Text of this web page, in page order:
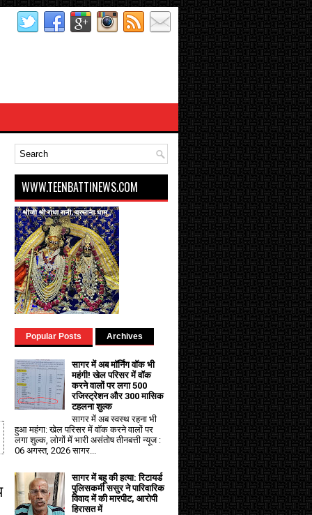
WWW.TEENBATTINEWS.COM
Popular Posts Archives
सागर में अब मॉर्निंग वॉक भी
महंगी! खेल परिसर में वॉक
करने वालों पर लगा ₹500
रजिस्ट्रेशन और ₹300 मासिक
टहलना शुल्क
सागर में अब स्वस्थ रहना भी
हुआ महंगा: खेल परिसर में वॉक करने वालों पर
लगा शुल्क, लोगों में भारी असंतोष तीनबत्ती न्यूज :
06 अगस्त, 2026 सागर...
सागर में बहू की हत्या: रिटायर्ड
पुलिसकर्मी ससुर ने पारिवारिक
विवाद में की मारपीट, आरोपी
हिरासत में